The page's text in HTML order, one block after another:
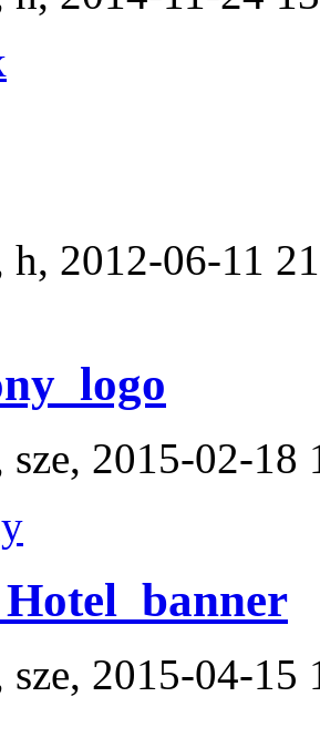
h, 2012-06-11
sze, 2015-02-18
sze, 2015-04-15